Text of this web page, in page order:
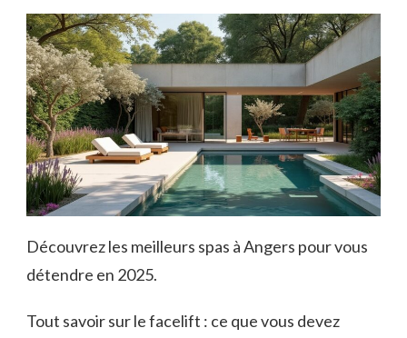
Découvrez les meilleurs spas à Angers pour vous
détendre en 2025.
Tout savoir sur le facelift : ce que vous devez